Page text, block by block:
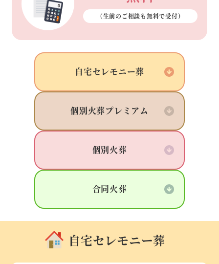
（生前のご相談も無料で受付）
自宅セレモニー葬
個別火葬プレミアム
個別火葬
合同火葬
自宅セレモニー葬